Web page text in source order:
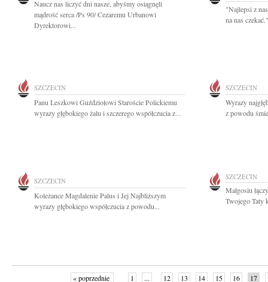
Naucz nas liczyć dni nasze, abyśmy osiągnęli
mądrość serca /Ps 90/ Cezaremu Urbanowi
Dyrektorowi...
"Najlepsi z
na nas
SZCZECIN
Panu Leszkowi Guździołowi Staroście Polickiemu
wyrazy głębokiego żalu i szczerego współczucia z...
SZCZECIN
Wyrazy
z powodu
SZCZECIN
Koleżance Magdalenie Palus i Jej Najbliższym
wyrazy głębokiego współczucia z powodu...
SZCZECIN
Małgosiu
Twojego Taty
« poprzednie 1 ... 12 13 14 15 16 17